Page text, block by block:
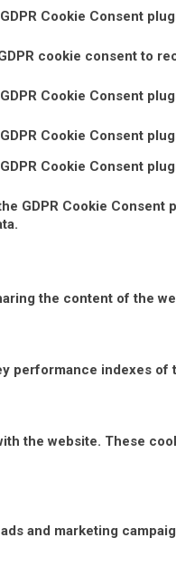
Cookie Consent
cookie consent to
Cookie Consent
Cookie Consent
Cookie Consent
GDPR Cookie
the content of the
performance indexes
the website. These
and marketing